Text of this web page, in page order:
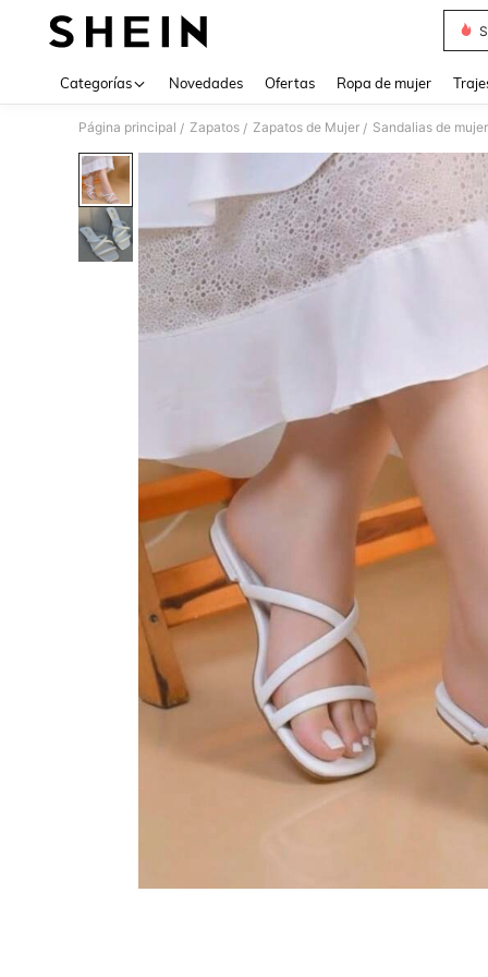
Categorías Novedades Ofertas Ropa de mujer
Página principal / Zapatos / Zapatos de Mujer / Sandalias de mujer